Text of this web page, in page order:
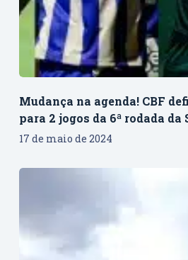
Mudança na agenda! CBF
para 2 jogos da 6ª rodada da
17 de maio de 2024